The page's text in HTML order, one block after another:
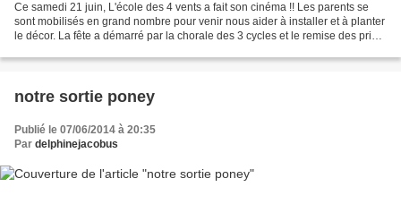
Ce samedi 21 juin, L'école des 4 vents a fait son cinéma !! Les parents se
sont mobilisés en grand nombre pour venir nous aider à installer et à planter
le décor. La fête a démarré par la chorale des 3 cycles et le remise des prix,
notre sortie poney
Publié le 07/06/2014 à 20:35
Par delphinejacobus